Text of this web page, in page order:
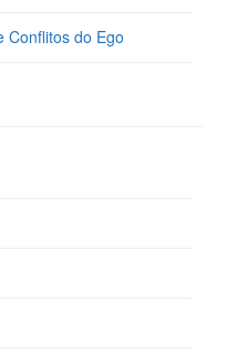
Conflitos do Ego